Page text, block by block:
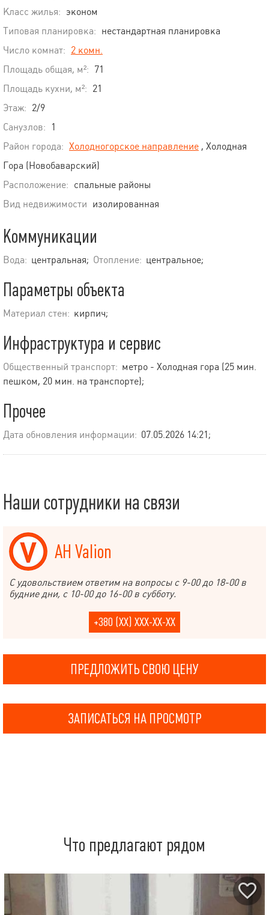
Класс жилья: эконом
Типовая планировка: нестандартная планировка
Число комнат: 2 комн.
Площадь общая, м²: 71
Площадь кухни, м²: 21
Этаж: 2/9
Санузлов:
1
Район города: Холодногорское направление , Холодная
Гора (Новобаварский)
Расположение: спальные районы
Вид недвижимости изолированная
Коммуникации
Вода: центральная; Отопление: центральное;
Параметры объекта
Материал стен: кирпич;
Инфраструктура и сервис
Общественный транспорт: метро - Холодная гора (25 мин.
пешком, 20 мин. на транспорте);
Прочее
Дата обновления информации: 07.05.2026 14:21;
Наши сотрудники на связи
АН Valion
С удовольствием ответим на вопросы с 9-00 до 18-00 в
будние дни, с 10-00 до 16-00 в субботу.
+380 (XX) XXX-XX-XX
ПРЕДЛОЖИТЬ СВОЮ ЦЕНУ
ЗАПИСАТЬСЯ НА ПРОСМОТР
Что предлагают рядом